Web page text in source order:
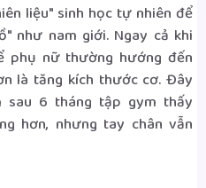
liệu" sinh học tự nhiên để
như nam giới. Ngay cả khi
phụ nữ thường hướng đến
là tăng kích thước cơ. Đây
6 tháng tập gym thấy
hơn, nhưng tay chân vẫn